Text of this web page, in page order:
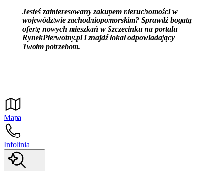
Jesteś zainteresowany zakupem nieruchomości w
województwie zachodniopomorskim? Sprawdź bogatą
ofertę nowych mieszkań w Szczecinku na portalu
RynekPierwotny.pl i znajdź lokal odpowiadający
Twoim potrzebom.
Mapa
Infolinia